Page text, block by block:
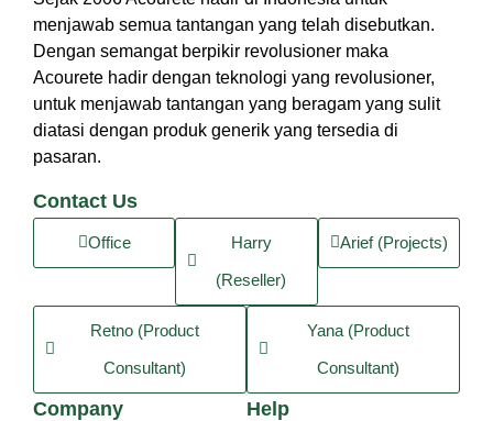
menjawab semua tantangan yang telah disebutkan.
Dengan semangat berpikir revolusioner maka
Acourete hadir dengan teknologi yang revolusioner,
untuk menjawab tantangan yang beragam yang sulit
diatasi dengan produk generik yang tersedia di
pasaran.
Contact Us
Office
Harry
(Reseller)
Arief (Projects)
Retno (Product
Consultant)
Yana (Product
Consultant)
Company Help